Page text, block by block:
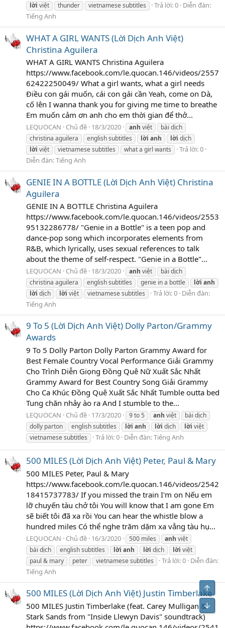
lời việt thunder vietnamese subtitles Trả lời: 0 Diễn đàn:
Tiếng Anh
WHAT A GIRL WANTS (Lời Dịch Anh Việt)
Christina Aguilera
WHAT A GIRL WANTS Christina Aguilera
https://www.facebook.com/le.quocan.146/videos/2557
62422250049/ What a girl wants, what a girl needs
Điều con gái muốn, cái con gái cần Yeah, come on Dà,
cố lên I wanna thank you for giving me time to breathe
Em muốn cảm ơn anh cho em thời gian để thở...
LEQUOCAN Chủ đề 18/3/2020 anh việt
bài dịch
christina aguilera
english subtitles lời anh lời dịch
lời việt vietnamese subtitles what a girl wants
Trả lời: 0
Diễn đàn:Tiếng Anh
GENIE IN A BOTTLE (Lời Dịch Anh Việt) Christina
Aguilera
GENIE IN A BOTTLE Christina Aguilera
https://www.facebook.com/le.quocan.146/videos/2553
95132286778/ "Genie in a Bottle" is a teen pop and
dance-pop song which incorporates elements from
R&B, which lyrically, uses sexual references to talk
about the theme of self-respect. "Genie in a Bottle"...
LEQUOCAN Chủ đề 18/3/2020 anh việt
bài dịch
christina aguilera
english subtitles genie in a bottle lời anh
lời dịch lời việt vietnamese subtitles Trả lời: 0 Diễn đàn:
Tiếng Anh
9 To 5 (Lời Dịch Anh Việt) Dolly Parton/Grammy
Awards
9 To 5 Dolly Parton Dolly Parton Grammy Award for
Best Female Country Vocal Performance Giải Grammy
Cho Trình Diễn Giọng Đồng Quê Nữ Xuất Sắc Nhất
Grammy Award for Best Country Song Giải Grammy
Cho Ca Khúc Đồng Quê Xuất Sắc Nhất Tumble outta bed
Tung chăn nhảy ào ra And I stumble to the...
LEQUOCAN Chủ đề 17/3/2020 9 to 5 anh việt
bài dịch
dolly parton
english subtitles lời anh lời dịch lời việt
vietnamese subtitles
Trả lời: 0 Diễn đàn:Tiếng Anh
500 MILES (Lời Dịch Anh Việt) Peter, Paul & Mary
500 MILES Peter, Paul & Mary
https://www.facebook.com/le.quocan.146/videos/2542
18415737783/ If you missed the train I'm on Nếu em
lỡ chuyến tàu chở tôi You will know that I am gone Em
sẽ biết tôi đã xa rồi You can hear the whistle blow a
hundred miles Có thể nghe trăm dặm xa vẳng tàu hụ...
LEQUOCAN Chủ đề 16/3/2020 500 miles anh việt
bài dịch
english subtitles lời anh lời dịch lời việt
paul & mary
peter vietnamese subtitles Trả lời: 0 Diễn đàn:
Tiếng Anh
500 MILES (Lời Dịch Anh Việt) Justin Timberlake
500 MILES Justin Timberlake (feat. Carey Mulligan &
Stark Sands from "Inside Llewyn Davis" soundtrack)